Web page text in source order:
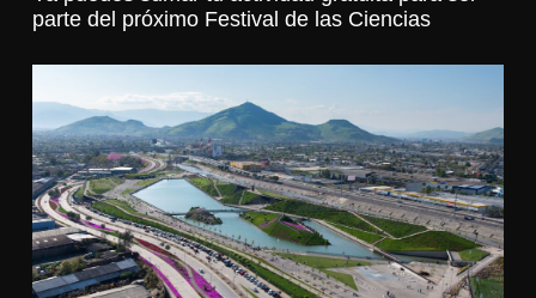
parte del próximo Festival de las Ciencias